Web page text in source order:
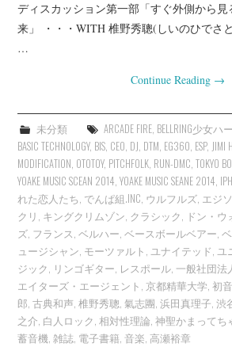
ディスカッション第一部「すぐ外側から
来」 ・・・WITH 椎野秀聰(しいのひでさ
…
Continue Reading →
未分類 ARCADE FIRE, BELLRING少女ハ
BASIC TECHNOLOGY, BIS, CEO, DJ, DTM, EG360, ESP, JIMI
MODIFICATION, OTOTOY, PITCHFOLK, RUN-DMC,TOKYO
YOAKE MUSIC SCEAN 2014,YOAKE MUSIC SEANE 2014,
れた恋人たち, でんぱ組.INC, ウルフルズ, エジ
クリ , キングクリムゾン, クラシック, ドン・ウ
ズ, フランス,ベルハー,ベースボールベアー,
ュージシャン, モーツァルト ,ユナイテッド,ユ
ジック, リンゴギター, レスポール, 一般社団法
エイターズ・エージェント ,京都精華大学,初
郎,古典和声,椎野秀聰,氣志團,浜田真理子,渋
之介, 白人ロック,相対性理論,神聖かまってち
蓄音機,雑誌, 電子書籍,音楽,高瀬裕章